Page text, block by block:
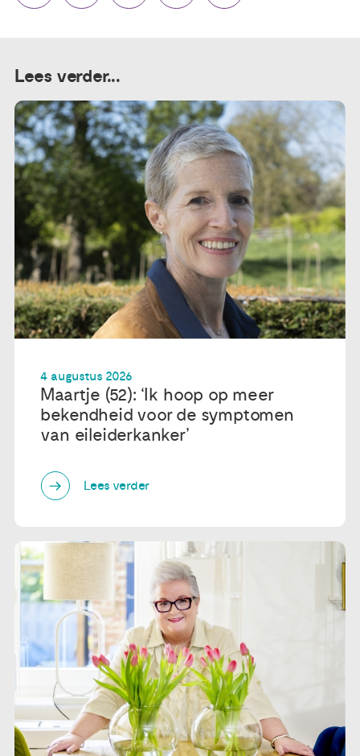
Lees verder...
4 augustus 2026
Maartje (52): ‘Ik hoop op meer
bekendheid voor de symptomen
van eileiderkanker’
Lees verder